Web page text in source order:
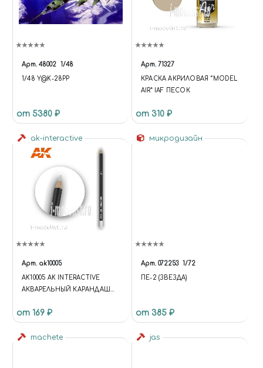
Арт. 48002 1/48
1/48 Y@K-28PP
от 5380 ₽
Арт. 71327
КРАСКА АКРИЛОВАЯ “MODEL
AIR” IAF ПЕСОК
от 310 ₽
ak-interactive
Арт. ak10005
AK10005 AK INTERACTIVE
АКВАРЕЛЬНЫЙ КАРАНДАШ
WATERCOLOR PENCIL DIRTY
WHITE
от 169 ₽
микродизайн
Арт. 072253 1/72
ПЕ-2 (ЗВЕЗДА)
от 385 ₽
machete jas